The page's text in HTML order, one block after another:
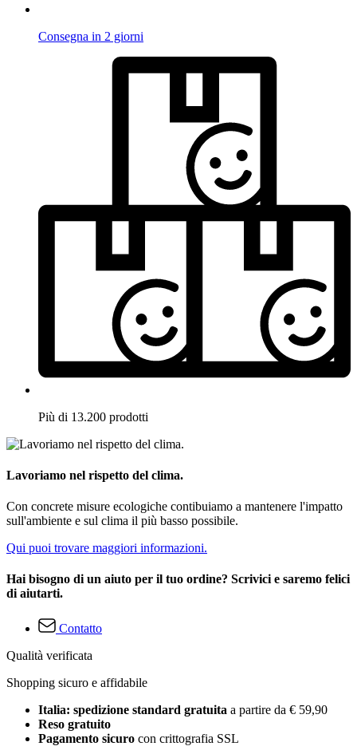
Consegna in 2 giorni
Più di 13.200 prodotti
Lavoriamo nel rispetto del clima.
Con concrete misure ecologiche contibuiamo a mantenere l'impatto
sull'ambiente e sul clima il più basso possibile.
Qui puoi trovare maggiori informazioni.
Hai bisogno di un aiuto per il tuo ordine? Scrivici e saremo felici
di aiutarti.
Contatto
Qualità verificata
Shopping sicuro e affidabile
Italia: spedizione standard gratuita a partire da € 59,90
Reso gratuito
Pagamento sicuro con crittografia SSL